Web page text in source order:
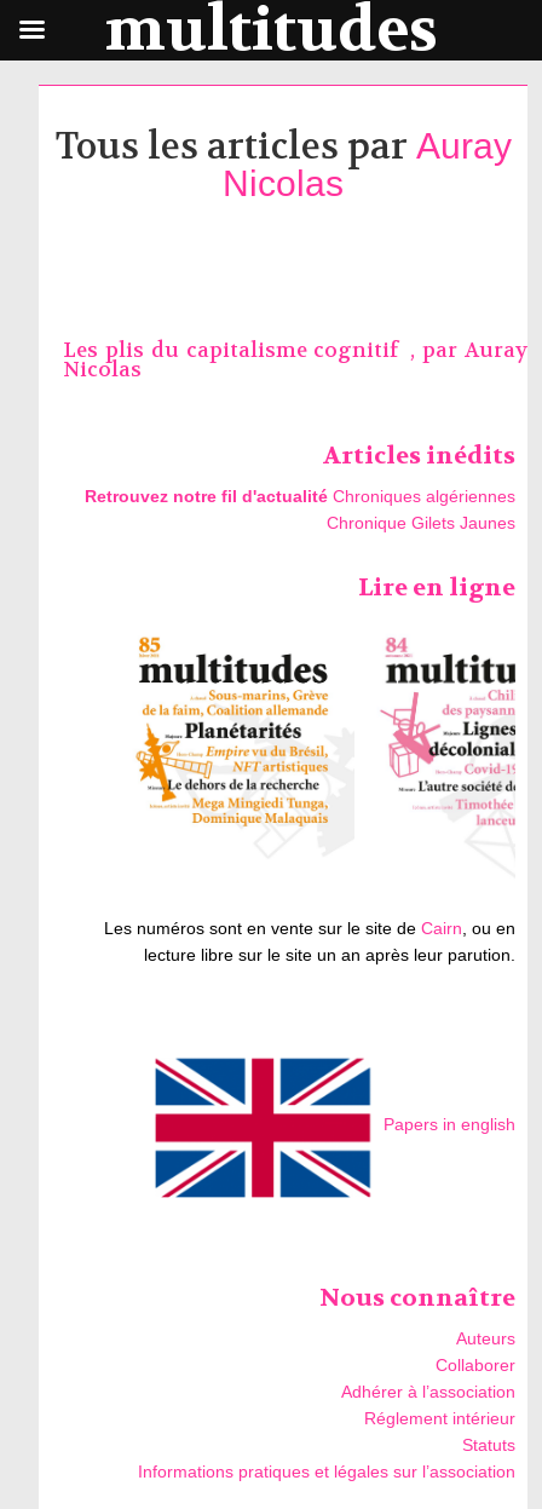
Tous les articles par Auray
Nicolas
Les plis du capitalisme cognitif , parAuray
Nicolas
Articles inédits
Retrouvez notre fil d'actualité Chroniques algériennes
Chronique Gilets Jaunes
Lire en ligne
Les numéros sont en vente sur le site deCairn, ou en
lecture libre sur le site un an après leur parution.
Papers in english
Nous connaître
Auteurs
Collaborer
Adhérer à l’association
Réglement intérieur
Statuts
Informations pratiques et légales sur l’association
multitudes